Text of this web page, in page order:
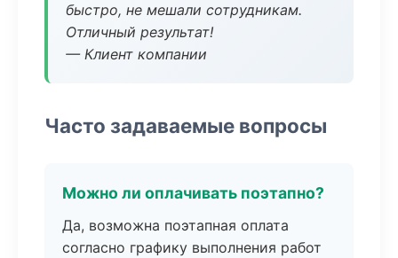
быстро, не мешали сотрудникам.
Отличный результат!
— Клиент компании
Часто задаваемые вопросы
Можно ли оплачивать поэтапно?
Да, возможна поэтапная оплата
согласно графику выполнения работ